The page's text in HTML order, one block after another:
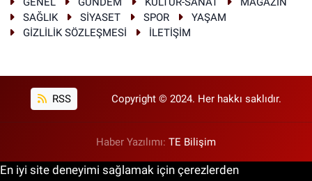
SAĞLIK
SİYASET SPOR
YAŞAM
GİZLİLİK SÖZLEŞMESİ
İLETİŞİM
RSS Copyright © 2024. Her hakkı saklıdır.
Haber Yazılımı: TE Bilişim
En iyi site deneyimi sağlamak için çerezlerden